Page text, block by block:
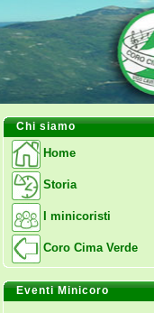
Chi siamo
Home
Storia
I minicoristi
Coro Cima Verde
Eventi Minicoro